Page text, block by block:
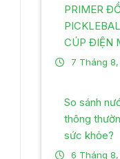
PRIMER
CÚP ĐIỆN
7 Tháng
So sánh
thông
sức khỏe?
6 Tháng